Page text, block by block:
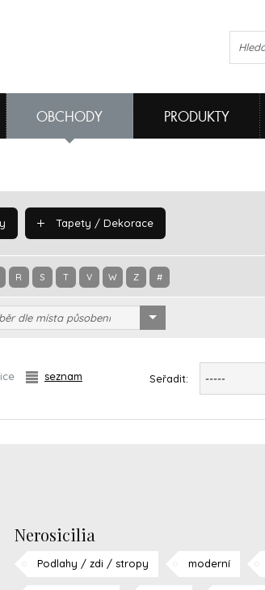
OBCHODY PRODUKTY
Tapety / Dekorace
R S T V W Z #
dle místa působení
seznam Seřadit: -----
Nerosicilia
Podlahy / zdi / stropy moderní